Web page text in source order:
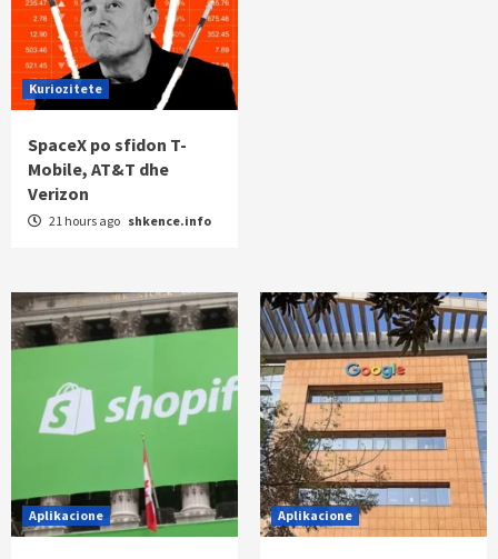
Kuriozitete
SpaceX po sfidon T-
Mobile, AT&T dhe
Verizon
21 hours ago shkence.info
Aplikacione Aplikacione